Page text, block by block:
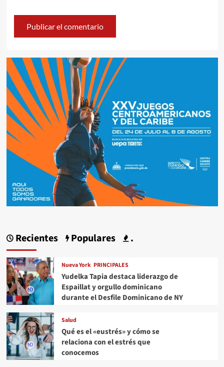
Recientes Populares .
Nueva York PRINCIPALES
Yudelka Tapia destaca liderazgo de
Espaillat y orgullo dominicano
durante el Desfile Dominicano de NY
Salud
Qué es el «eustrés» y cómo se
relaciona con el estrés que
conocemos